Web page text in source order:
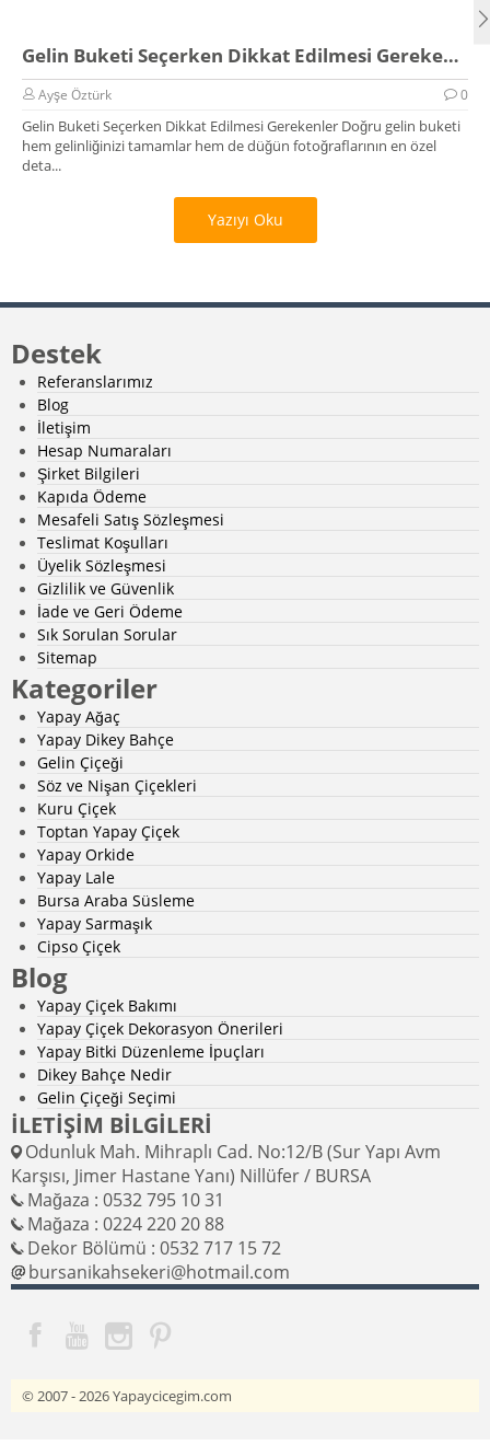
Gelin Buketi Seçerken Dikkat Edilmesi Gerekenler
Ayşe Öztürk 0
Gelin Buketi Seçerken Dikkat Edilmesi Gerekenler Doğru gelin buketi
hem gelinliğinizi tamamlar hem de düğün fotoğraflarının en özel
deta...
Yazıyı Oku
Destek
Referanslarımız
Blog
İletişim
Hesap Numaraları
Şirket Bilgileri
Kapıda Ödeme
Mesafeli Satış Sözleşmesi
Teslimat Koşulları
Üyelik Sözleşmesi
Gizlilik ve Güvenlik
İade ve Geri Ödeme
Sık Sorulan Sorular
Sitemap
Kategoriler
Yapay Ağaç
Yapay Dikey Bahçe
Gelin Çiçeği
Söz ve Nişan Çiçekleri
Kuru Çiçek
Toptan Yapay Çiçek
Yapay Orkide
Yapay Lale
Bursa Araba Süsleme
Yapay Sarmaşık
Cipso Çiçek
Blog
Yapay Çiçek Bakımı
Yapay Çiçek Dekorasyon Önerileri
Yapay Bitki Düzenleme İpuçları
Dikey Bahçe Nedir
Gelin Çiçeği Seçimi
İLETİŞİM BİLGİLERİ
Odunluk Mah. Mihraplı Cad. No:12/B (Sur Yapı Avm
Karşısı, Jimer Hastane Yanı) Nillüfer / BURSA
Mağaza : 0532 795 10 31
Mağaza : 0224 220 20 88
Dekor Bölümü : 0532 717 15 72
bursanikahsekeri@hotmail.com
© 2007 - 2026Yapaycicegim.com